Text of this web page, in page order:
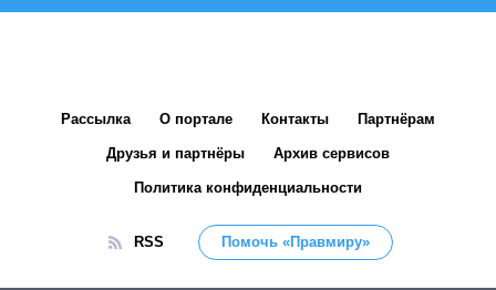
Рассылка О портале Контакты Партнёрам
Друзья и партнёры Архив сервисов
Политика конфиденциальности
RSS Помочь «Правмиру»